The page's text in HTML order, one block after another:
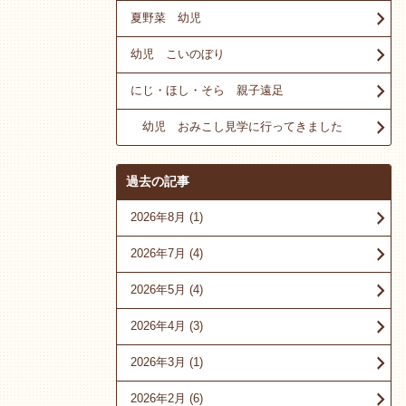
夏野菜 幼児
幼児 こいのぼり
にじ・ほし・そら 親子遠足
幼児 おみこし見学に行ってきました
過去の記事
2026年8月 (1)
2026年7月 (4)
2026年5月 (4)
2026年4月 (3)
2026年3月 (1)
2026年2月 (6)